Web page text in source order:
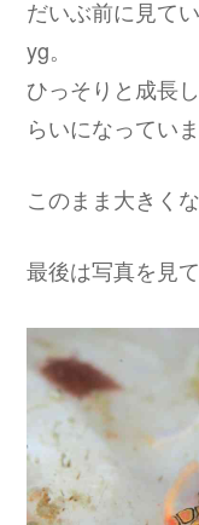
だいぶ前に見て
yg。
ひっそりと成長
らいになっていま
このまま大きく
最後は写真を見